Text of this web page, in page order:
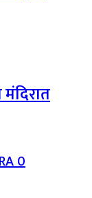
मंदिरात
0